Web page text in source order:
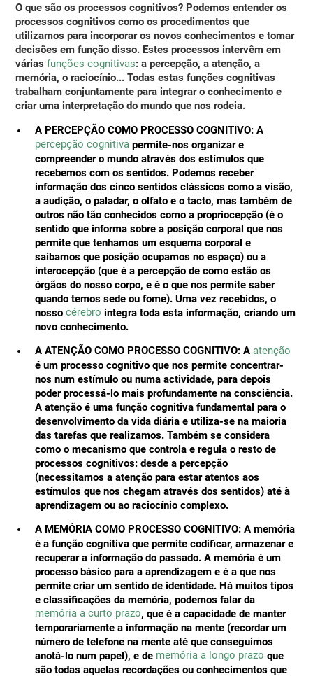
O que são os processos cognitivos? Podemos entender os
processos cognitivos como os procedimentos que
utilizamos para incorporar os novos conhecimentos e tomar
decisões em função disso. Estes processos intervêm em
váriasfunções cognitivas: a percepção, a atenção, a
memória, o raciocínio... Todas estas funções cognitivas
trabalham conjuntamente para integrar o conhecimento e
criar uma interpretação do mundo que nos rodeia.
A PERCEPÇÃO COMO PROCESSO COGNITIVO: A
percepção cognitiva permite-nos organizar e
compreender o mundo através dos estímulos que
recebemos com os sentidos. Podemos receber
informação dos cinco sentidos clássicos como a visão,
a audição, o paladar, o olfato e o tacto, mas também de
outros não tão conhecidos como a propriocepção (é o
sentido que informa sobre a posição corporal que nos
permite que tenhamos um esquema corporal e
saibamos que posição ocupamos no espaço) ou a
interocepção (que é a percepção de como estão os
órgãos do nosso corpo, e é o que nos permite saber
quando temos sede ou fome). Uma vez recebidos, o
nossocérebro integra toda esta informação, criando um
novo conhecimento.
A ATENÇÃO COMO PROCESSO COGNITIVO: Aatenção
é um processo cognitivo que nos permite concentrar-
nos num estímulo ou numa actividade, para depois
poder processá-lo mais profundamente na consciência.
A atenção é uma função cognitiva fundamental para o
desenvolvimento da vida diária e utiliza-se na maioria
das tarefas que realizamos. Também se considera
como o mecanismo que controla e regula o resto de
processos cognitivos: desde a percepção
(necessitamos a atenção para estar atentos aos
estímulos que nos chegam através dos sentidos) até à
aprendizagem ou ao raciocínio complexo.
A MEMÓRIA COMO PROCESSO COGNITIVO: A memória
é a função cognitiva que permite codificar, armazenar e
recuperar a informação do passado. A memória é um
processo básico para a aprendizagem e é a que nos
permite criar um sentido de identidade. Há muitos tipos
e classificações da memória, podemos falar da
memória a curto prazo , que é a capacidade de manter
temporariamente a informação na mente (recordar um
número de telefone na mente até que conseguimos
anotá-lo num papel), e de memória a longo prazo que
são todas aquelas recordações ou conhecimentos que